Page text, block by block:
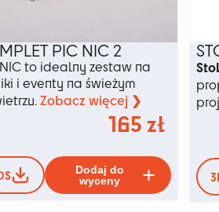
PIC NIC 2
to idealny zestaw na
i eventy na świeżym
Zobacz więcej ❯
165 zł
Dodaj do
wyceny
Ten
produkt